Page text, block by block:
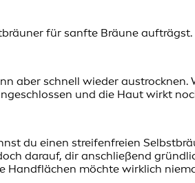
für sanfte Bräune
aber schnell wieder
und die Haut wirkt
du einen streifenfreien
darauf, dir anschließend
Handflächen möchte wirklich